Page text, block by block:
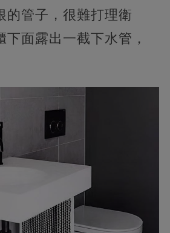
的管子，很難打理衛
面露出一截下水管，